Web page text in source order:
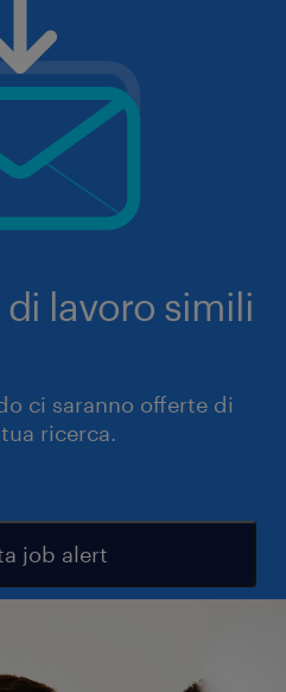
lavoro simili
ci saranno offerte di
ricerca.
job alert